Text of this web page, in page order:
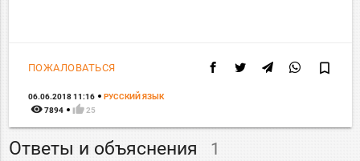
ПОЖАЛОВАТЬСЯ bookmark_border
06.06.2018 11:16 РУССКИЙ ЯЗЫК
remove_red_eye 7894 thumb_up 25
Ответы и объяснения 1